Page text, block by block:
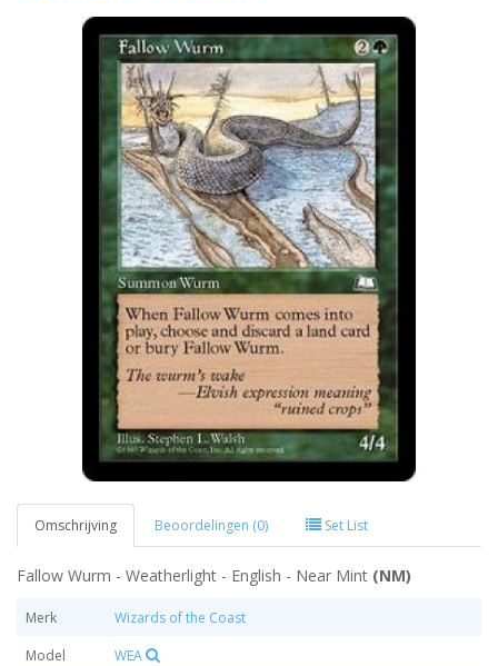
Omschrijving Beoordelingen (0) Set List
Fallow Wurm - Weatherlight - English - Near Mint (NM)
Merk
Wizards of the Coast
Model
WEA